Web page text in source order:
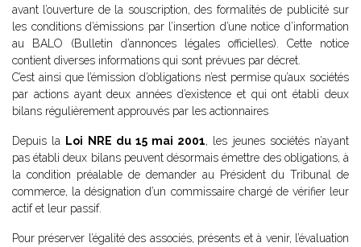
avant l’ouverture de la souscription, des formalités de publicité sur
les conditions d’émissions par l’insertion d’une notice d’information
au BALO (Bulletin d’annonces légales officielles). Cette notice
contient diverses informations qui sont prévues par décret.
C’est ainsi que l’émission d’obligations n’est permise qu’aux sociétés
par actions ayant deux années d’existence et qui ont établi deux
bilans régulièrement approuvés par les actionnaires
Depuis la Loi NRE du 15 mai 2001, les jeunes sociétés n’ayant
pas établi deux bilans peuvent désormais émettre des obligations, à
la condition préalable de demander au Président du Tribunal de
commerce, la désignation d’un commissaire chargé de vérifier leur
actif et leur passif.
Pour préserver l’égalité des associés, présents et à venir, l’évaluation